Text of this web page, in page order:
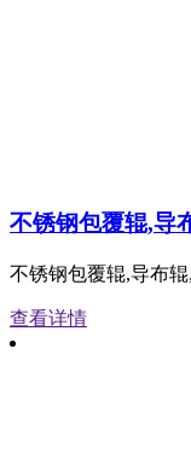
不锈钢包覆辊,导
不锈钢包覆辊,导布
查看详情